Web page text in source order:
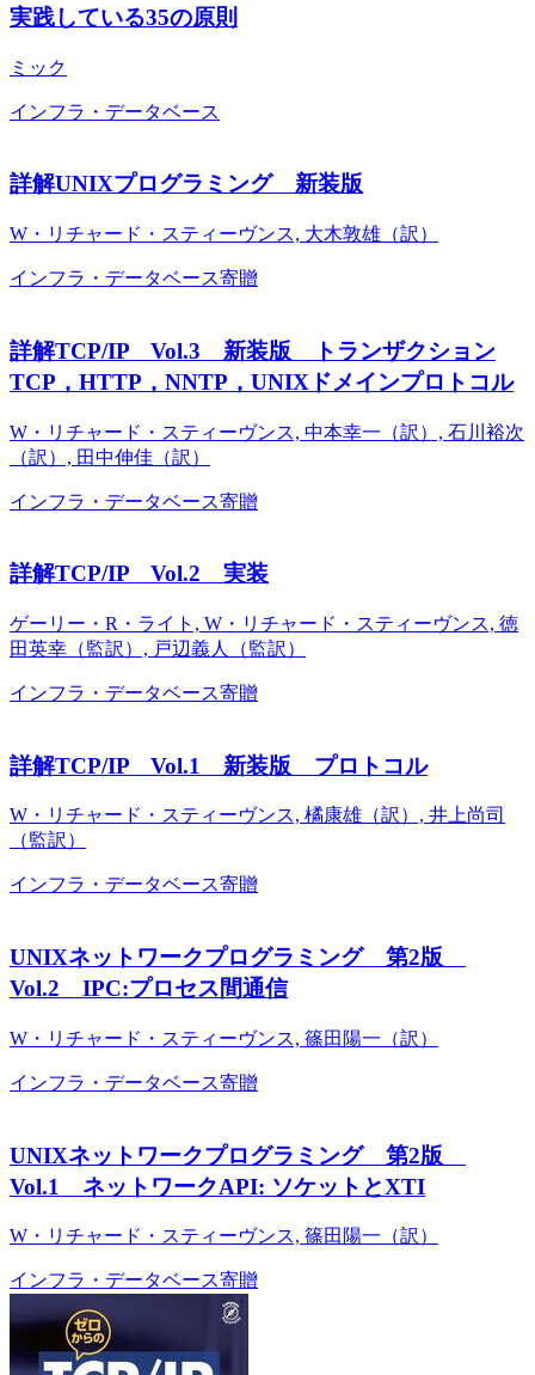
実践している35の原則
ミック
インフラ・データベース
詳解UNIXプログラミング 新装版
W・リチャード・スティーヴンス, 大木敦雄（訳）
インフラ・データベース寄贈
詳解TCP/IP Vol.3 新装版 トランザクション
TCP，HTTP，NNTP，UNIXドメインプロトコル
W・リチャード・スティーヴンス, 中本幸一（訳）, 石川裕次
（訳）, 田中伸佳（訳）
インフラ・データベース寄贈
詳解TCP/IP Vol.2 実装
ゲーリー・R・ライト, W・リチャード・スティーヴンス, 徳
田英幸（監訳）, 戸辺義人（監訳）
インフラ・データベース寄贈
詳解TCP/IP Vol.1 新装版 プロトコル
W・リチャード・スティーヴンス, 橘康雄（訳）, 井上尚司
（監訳）
インフラ・データベース寄贈
UNIXネットワークプログラミング 第2版
Vol.2 IPC:プロセス間通信
W・リチャード・スティーヴンス, 篠田陽一（訳）
インフラ・データベース寄贈
UNIXネットワークプログラミング 第2版
Vol.1 ネットワークAPI: ソケットとXTI
W・リチャード・スティーヴンス, 篠田陽一（訳）
インフラ・データベース寄贈